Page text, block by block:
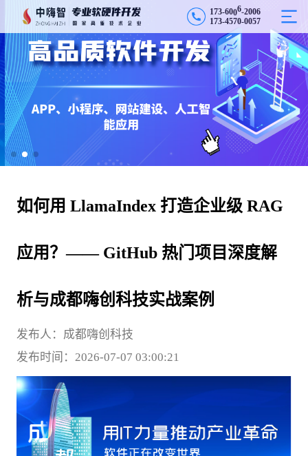
173-6006-2006
173-4570-0057
如何用 LlamaIndex 打造企业级 RAG
应用？—— GitHub 热门项目深度解
析与成都嗨创科技实战案例
发布人：成都嗨创科技
发布时间：2026-07-07 03:00:21